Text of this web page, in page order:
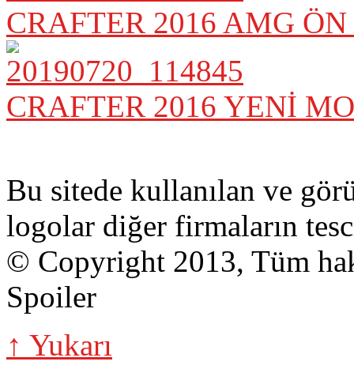
CRAFTER 2016 AMG
CRAFTER 2016 YENİ
Bu sitede kullanılan ve
logolar diğer firmaların
© Copyright 2013, Tüm
Spoiler
↑ Yukarı